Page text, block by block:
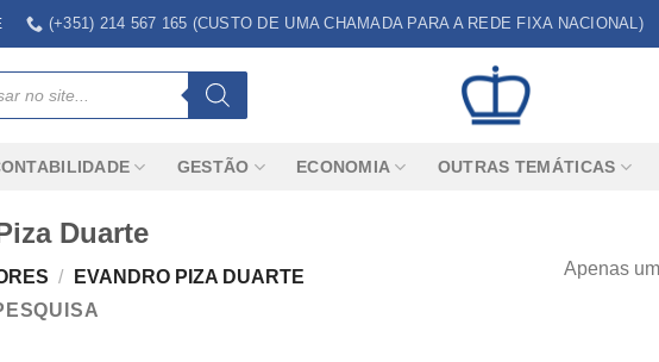
(+351) 214 567 165 (CUSTO DE UMA CHAMADA PARA A REDE FIXA NACIONAL)
GESTÃO ECONOMIA OUTRAS TEMÁTICAS
Duarte
/
EVANDRO PIZA DUARTE
Apenas